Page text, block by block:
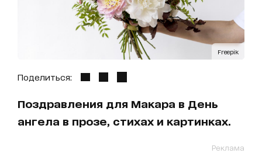
Freepik
Поделиться:
Поздравления для Макара в День
ангела в прозе, стихах и картинках.
Реклама